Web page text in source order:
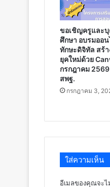
ขอเชิญครูและบุ
ศึกษา อบรมออน
ทักษะดิจิทัล สร้
ยุคใหม่ด้วย
กรกฎาคม
สพฐ.
กรกฎาคม 3,
ใส่ความเห็น
อีเมลของคุณจะ